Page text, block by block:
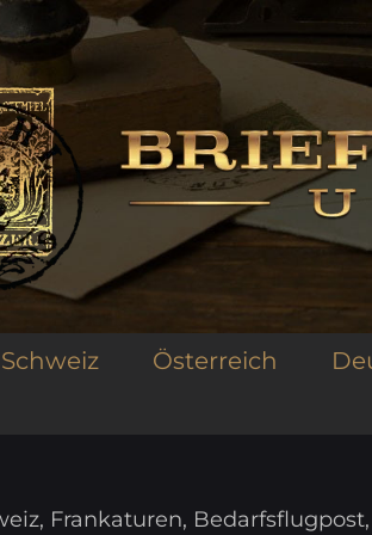
Schweiz Österreich
Frankaturen,